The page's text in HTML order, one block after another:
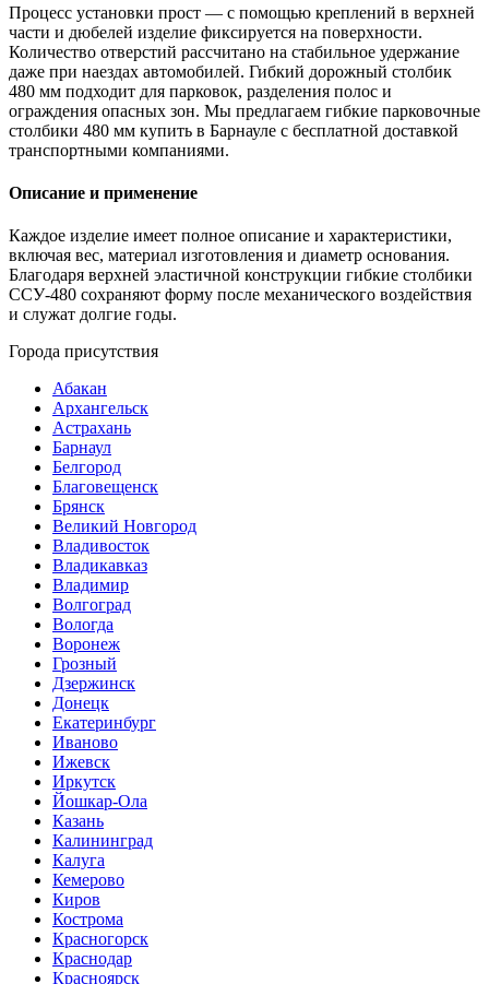
Процесс установки прост — с помощью креплений в верхней
части и дюбелей изделие фиксируется на поверхности.
Количество отверстий рассчитано на стабильное удержание
даже при наездах автомобилей. Гибкий дорожный столбик
480 мм подходит для парковок, разделения полос и
ограждения опасных зон. Мы предлагаем гибкие парковочные
столбики 480 мм купить в Барнауле с бесплатной доставкой
транспортными компаниями.
Описание и применение
Каждое изделие имеет полное описание и характеристики,
включая вес, материал изготовления и диаметр основания.
Благодаря верхней эластичной конструкции гибкие столбики
ССУ-480 сохраняют форму после механического воздействия
и служат долгие годы.
Города присутствия
Абакан
Архангельск
Астрахань
Барнаул
Белгород
Благовещенск
Брянск
Великий Новгород
Владивосток
Владикавказ
Владимир
Волгоград
Вологда
Воронеж
Грозный
Дзержинск
Донецк
Екатеринбург
Иваново
Ижевск
Иркутск
Йошкар-Ола
Казань
Калининград
Калуга
Кемерово
Киров
Кострома
Красногорск
Краснодар
Красноярск